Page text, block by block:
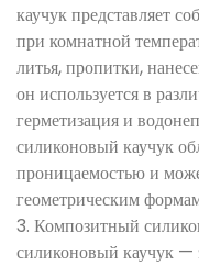
каучук представляет
при комнатной
литья, пропитки,
он используется в
герметизация и
силиконовый каучук
проницаемостью и
геометрическим
3. Композитный
силиконовый каучук —